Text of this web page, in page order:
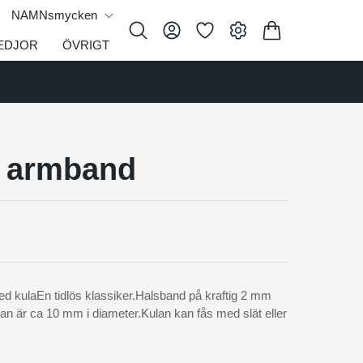
NAMNsmycken
ÖVRIGT
kulaEn tidlös klassiker.Halsband på kraftig 2 mm
är ca 10 mm i diameter.Kulan kan fås med slät eller